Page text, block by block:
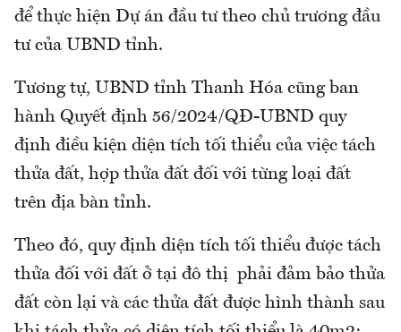
để thực hiện Dự án đầu tư theo chủ trương đầu
tư của UBND tỉnh.
Tương tự, UBND tỉnh Thanh Hóa cũng ban
hành Quyết định 56/2024/QĐ-UBND quy
định điều kiện diện tích tối thiểu của việc tách
thửa đất, hợp thửa đất đối với từng loại đất
trên địa bàn tỉnh.
Theo đó, quy định diện tích tối thiểu được tách
thửa đối với đất ở tại đô thị phải đảm bảo thửa
đất còn lại và các thửa đất được hình thành sau